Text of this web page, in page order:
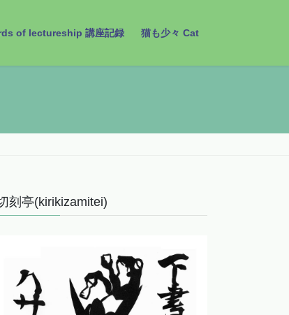
of lectureship 講座記録 猫も少々 Cat
刻亭(kirikizamitei)